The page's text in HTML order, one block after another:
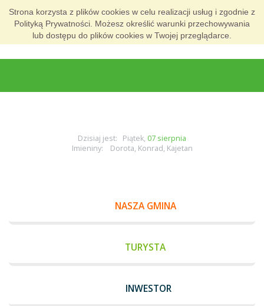
Strona korzysta z plików cookies w celu realizacji usług i zgodnie z
Polityką Prywatności. Możesz określić warunki przechowywania
lub dostępu do plików cookies w Twojej przeglądarce.
Dzisiaj jest: Piątek, 07 sierpnia
Imieniny: Dorota, Konrad, Kajetan
NASZA GMINA
TURYSTA
INWESTOR